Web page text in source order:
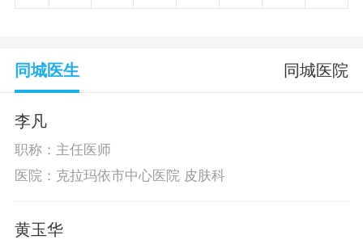
同城医生 同城医院
李凡
职称：主任医师
医院：克拉玛依市中心医院 皮肤科
黄玉华